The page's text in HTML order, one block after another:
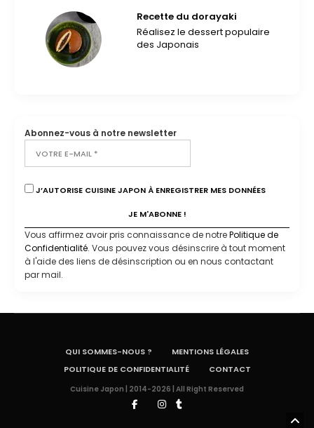
Recette du dorayaki
Réalisez le dessert populaire
des Japonais
Abonnez-vous à notre newsletter
J’AUTORISE CUISINE JAPON À ENREGISTRER MES DONNÉES
Vous affirmez avoir pris connaissance de notrePolitique de
Confidentialité. Vous pouvez vous désinscrire à tout moment
à l'aide des liens de désinscription ou en nous contactant
par mail.
QUI SOMMES-NOUS ?
MENTIONS LÉGALES
POLITIQUE DE CONFIDENTIALITÉ
CONTACT
Cuisine Japon | 2014-2026 | All Right Reserved